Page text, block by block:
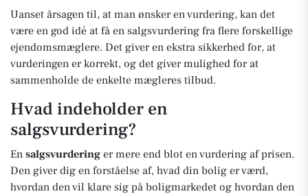
Uanset årsagen til, at man ønsker en vurdering, kan det
være en god idé at få en salgsvurdering fra flere forskellige
ejendomsmæglere. Det giver en ekstra sikkerhed for, at
vurderingen er korrekt, og det giver mulighed for at
sammenholde de enkelte mægleres tilbud.
Hvad indeholder en
salgsvurdering?
En salgsvurdering er mere end blot en vurdering af prisen.
Den giver dig en forståelse af, hvad din bolig er værd,
hvordan den vil klare sig på boligmarkedet og hvordan den